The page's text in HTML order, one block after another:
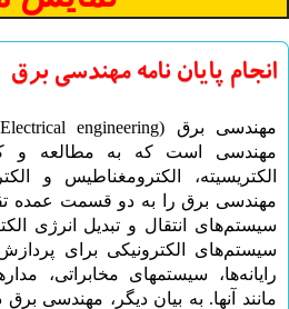
انجام پایان نامه مهندسی برق
مهندسی است که به مطالعه و
الکتریسیته، الکترومغناطیس و
مهندسی برق را به دو قسمت عمده
سیستم‌های انتقال و تبدیل انرژی
سیستم‌های الکترونیکی برای
مانند آنها. به بیان دیگر، مهندسی برق